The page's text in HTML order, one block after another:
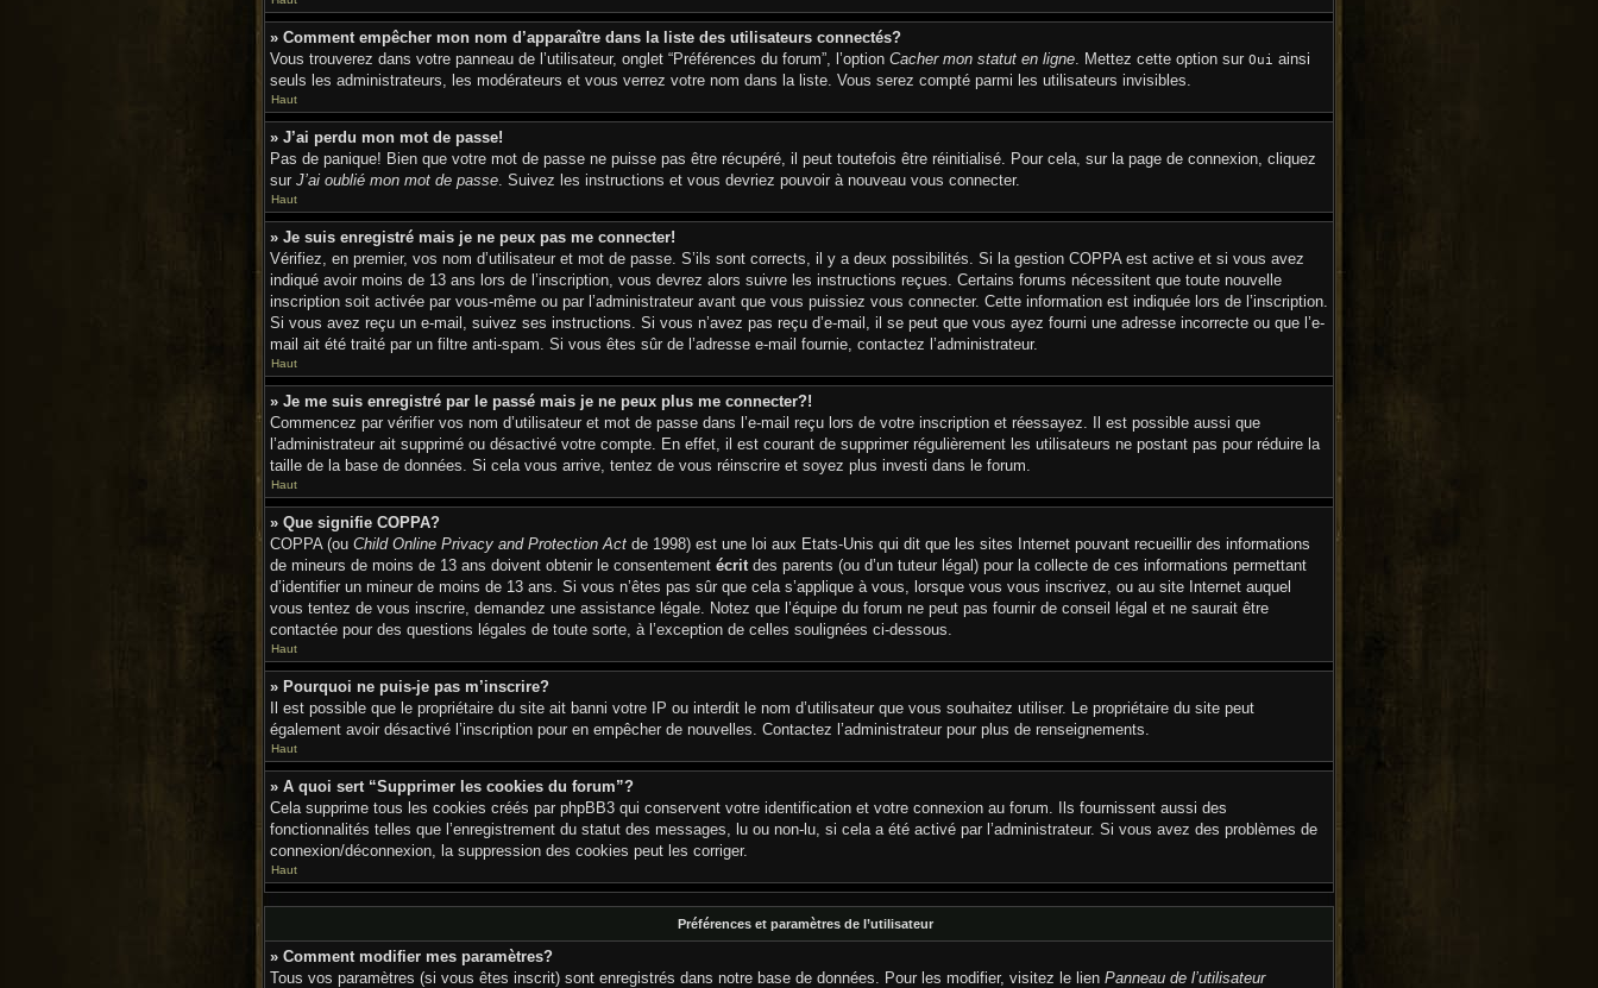
» Comment empêcher mon nom d’apparaître dans la liste des utilisateurs connectés?
Vous trouverez dans votre panneau de l’utilisateur, onglet “Préférences du forum”, l’option Cacher mon statut en ligne. Mettez cette option sur Oui ainsi
seuls les administrateurs, les modérateurs et vous verrez votre nom dans la liste. Vous serez compté parmi les utilisateurs invisibles.
Haut
» J’ai perdu mon mot de passe!
Pas de panique! Bien que votre mot de passe ne puisse pas être récupéré, il peut toutefois être réinitialisé. Pour cela, sur la page de connexion, cliquez
sur J’ai oublié mon mot de passe. Suivez les instructions et vous devriez pouvoir à nouveau vous connecter.
Haut
» Je suis enregistré mais je ne peux pas me connecter!
Vérifiez, en premier, vos nom d’utilisateur et mot de passe. S’ils sont corrects, il y a deux possibilités. Si la gestion COPPA est active et si vous avez
indiqué avoir moins de 13 ans lors de l’inscription, vous devrez alors suivre les instructions reçues. Certains forums nécessitent que toute nouvelle
inscription soit activée par vous-même ou par l’administrateur avant que vous puissiez vous connecter. Cette information est indiquée lors de l’inscription.
Si vous avez reçu un e-mail, suivez ses instructions. Si vous n’avez pas reçu d’e-mail, il se peut que vous ayez fourni une adresse incorrecte ou que l’e-
mail ait été traité par un filtre anti-spam. Si vous êtes sûr de l’adresse e-mail fournie, contactez l’administrateur.
Haut
» Je me suis enregistré par le passé mais je ne peux plus me connecter?!
Commencez par vérifier vos nom d’utilisateur et mot de passe dans l’e-mail reçu lors de votre inscription et réessayez. Il est possible aussi que
l’administrateur ait supprimé ou désactivé votre compte. En effet, il est courant de supprimer régulièrement les utilisateurs ne postant pas pour réduire la
taille de la base de données. Si cela vous arrive, tentez de vous réinscrire et soyez plus investi dans le forum.
Haut
» Que signifie COPPA?
COPPA (ou Child Online Privacy and Protection Act de 1998) est une loi aux Etats-Unis qui dit que les sites Internet pouvant recueillir des informations
de mineurs de moins de 13 ans doivent obtenir le consentement écritdes parents (ou d’un tuteur légal) pour la collecte de ces informations permettant
d’identifier un mineur de moins de 13 ans. Si vous n’êtes pas sûr que cela s’applique à vous, lorsque vous vous inscrivez, ou au site Internet auquel
vous tentez de vous inscrire, demandez une assistance légale. Notez que l’équipe du forum ne peut pas fournir de conseil légal et ne saurait être
contactée pour des questions légales de toute sorte, à l’exception de celles soulignées ci-dessous.
Haut
» Pourquoi ne puis-je pas m’inscrire?
Il est possible que le propriétaire du site ait banni votre IP ou interdit le nom d’utilisateur que vous souhaitez utiliser. Le propriétaire du site peut
également avoir désactivé l’inscription pour en empêcher de nouvelles. Contactez l’administrateur pour plus de renseignements.
Haut
» A quoi sert “Supprimer les cookies du forum”?
Cela supprime tous les cookies créés par phpBB3 qui conservent votre identification et votre connexion au forum. Ils fournissent aussi des
fonctionnalités telles que l’enregistrement du statut des messages, lu ou non-lu, si cela a été activé par l’administrateur. Si vous avez des problèmes de
connexion/déconnexion, la suppression des cookies peut les corriger.
Haut
Préférences et paramètres de l’utilisateur
» Comment modifier mes paramètres?
Tous vos paramètres (si vous êtes inscrit) sont enregistrés dans notre base de données. Pour les modifier, visitez le lien Panneau de l’utilisateur